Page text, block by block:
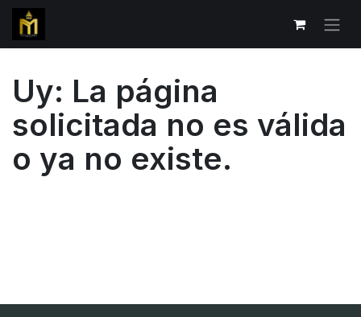
Uy: La página
solicitada no es válida
o ya no existe.